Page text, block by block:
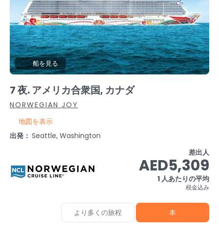
船を見る
7 夜. アメリカ合衆国, カナダ
NORWEGIAN JOY
地図を表示
出発： Seattle, Washington
差出人
AED5,309
1 人あたりの平均
税金込み
より多くの旅程 本